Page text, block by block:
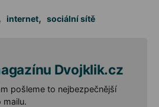
, internet, sociální sítě
Dvojklik.cz
pošleme to nejbezpečnější
mailu.